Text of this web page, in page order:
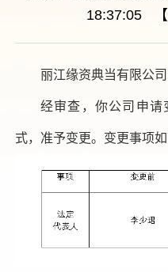
18:37:05 【
丽江缘资典当有限公司
经审查，你公司申请
式，准予变更。变更事项如